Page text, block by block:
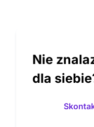
Nie
dla